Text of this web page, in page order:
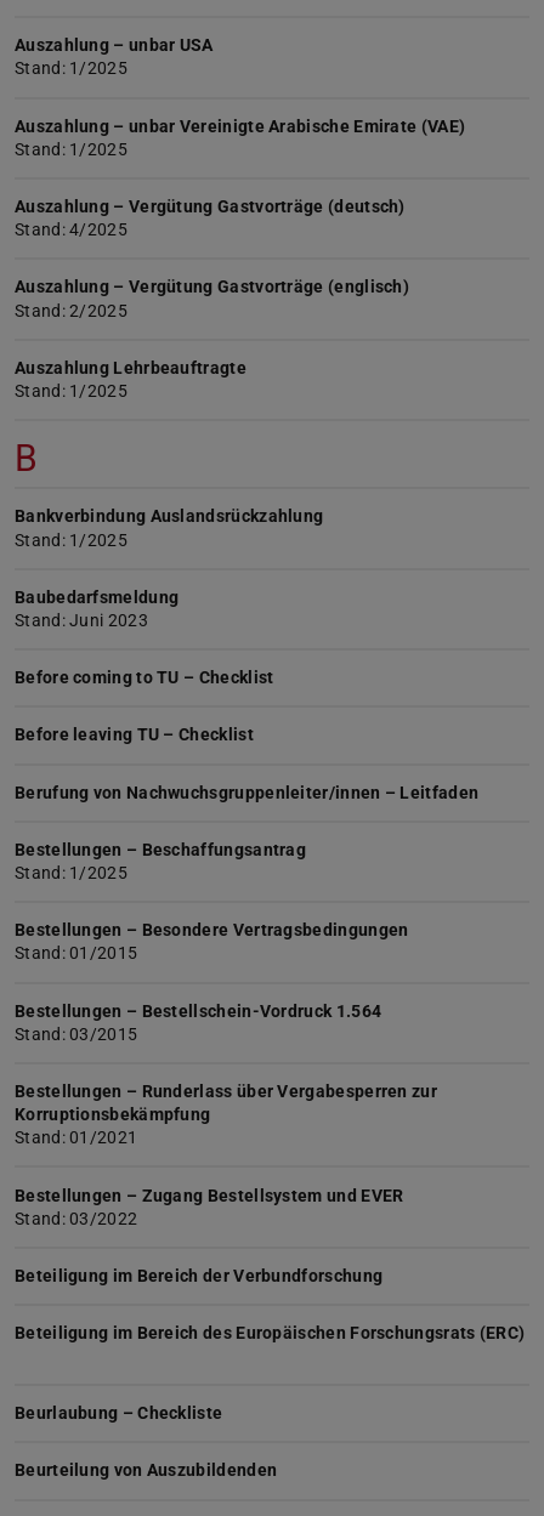
Auszahlung – unbar USA
Stand: 1/2025
Auszahlung – unbar Vereinigte Arabische Emirate (VAE)
Stand: 1/2025
Auszahlung – Vergütung Gastvorträge (deutsch)
Stand: 4/2025
Auszahlung – Vergütung Gastvorträge (englisch)
Stand: 2/2025
Auszahlung Lehrbeauftragte
Stand: 1/2025
B
Bankverbindung Auslandsrückzahlung
Stand: 1/2025
Baubedarfsmeldung
Stand: Juni 2023
Before coming to TU – Checklist
Before leaving TU – Checklist
Berufung von Nachwuchsgruppenleiter/innen – Leitfaden
Bestellungen – Beschaffungsantrag
Stand: 1/2025
Bestellungen – Besondere Vertragsbedingungen
Stand: 01/2015
Bestellungen – Bestellschein-Vordruck 1.564
Stand: 03/2015
Bestellungen – Runderlass über Vergabesperren zur
Korruptionsbekämpfung
Stand: 01/2021
Bestellungen – Zugang Bestellsystem und EVER
Stand: 03/2022
Beteiligung im Bereich der Verbundforschung
Beteiligung im Bereich des Europäischen Forschungsrats (ERC)
Beurlaubung – Checkliste
Beurteilung von Auszubildenden